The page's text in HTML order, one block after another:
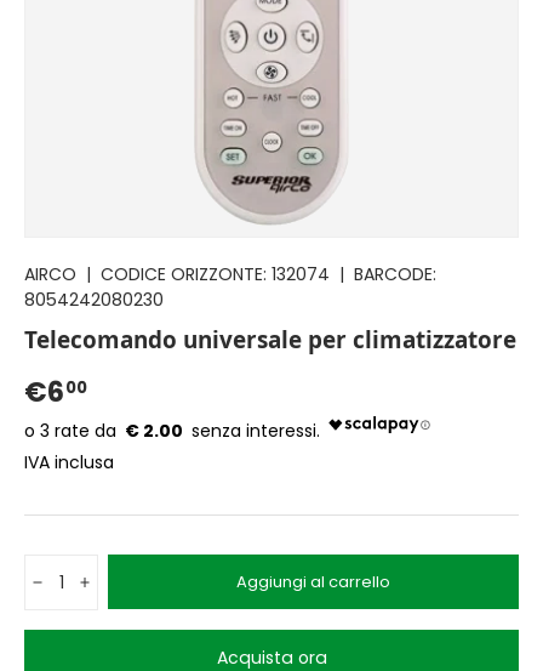
AIRCO | CODICE ORIZZONTE: 132074 | BARCODE:
8054242080230
Telecomando universale per climatizzatore
€600
€ 2.00
IVA inclusa
-
+ Aggiungi al carrello
Acquista ora